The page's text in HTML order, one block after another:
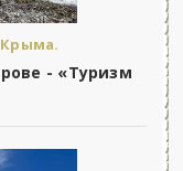
- «Туризм